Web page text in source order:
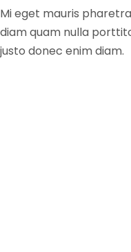
Mi eget mauris
diam quam nulla
justo donec enim diam.